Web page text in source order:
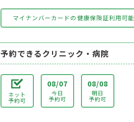
マイナンバーカードの健康保険証利用可能
予約できるクリニック・病院
ネット
予約可
08/07
今日
予約可
08/08
明日
予約可